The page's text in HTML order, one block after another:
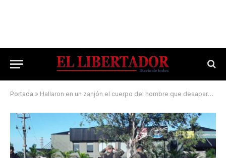
Portada » Hallaron en un zanjón el cuerpo del hombre que desapareció de la clínica geriátrica